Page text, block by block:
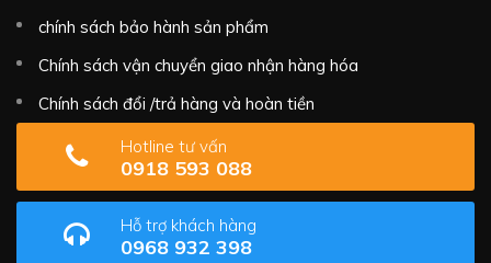
chính sách bảo hành sản phẩm
Chính sách vận chuyển giao nhận hàng hóa
Chính sách đổi /trả hàng và hoàn tiền
Hotline tư vấn
0918 593 088
Hỗ trợ khách hàng
0968 932 398